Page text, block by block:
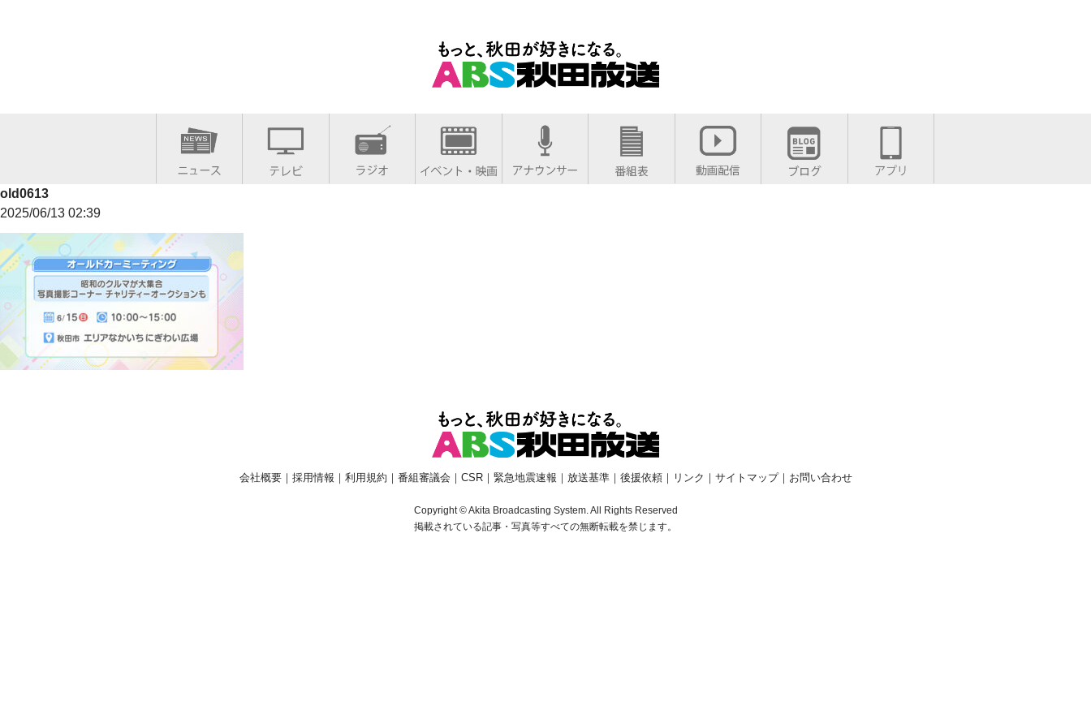
old0613
2025/06/13 02:39
会社概要｜ 採用情報 ｜ 利用規約 ｜ 番組審議会 ｜ CSR｜ 緊急地震速報 ｜ 放送基準｜ 後援依頼｜ リンク ｜ サイトマップ｜ お問い合わせ
Copyright © Akita Broadcasting System. All Rights Reserved
掲載されている記事・写真等すべての無断転載を禁じます。